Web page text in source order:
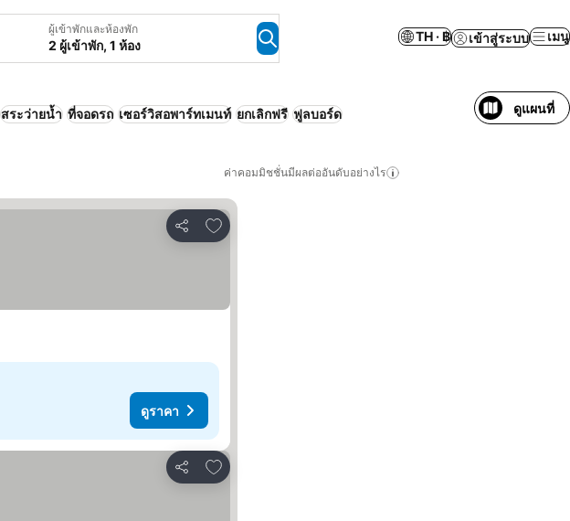
ผู้เข้าพักและห้องพัก
2 ผู้เข้าพัก, 1 ห้อง
TH · ฿ เข้าสู่ระบบ เมนู
สระว่ายน้ำ ที่จอดรถ เซอร์วิสอพาร์ทเมนท์ ยกเลิกฟรี ฟูลบอร์ด ดูแผนที่
ค่าคอมมิชชั่นมีผลต่ออันดับอย่างไร
แชร์
เพิ่มในรายการโปรด
ดูราคา
แชร์
เพิ่มในรายการโปรด